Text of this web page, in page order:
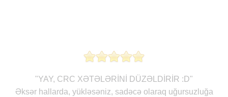
"YAY, CRC XƏTƏLƏRİNİ DÜZƏLDİRİR :D"
Əksər hallarda, yükləsəniz, sadəcə olaraq uğursuzluğa